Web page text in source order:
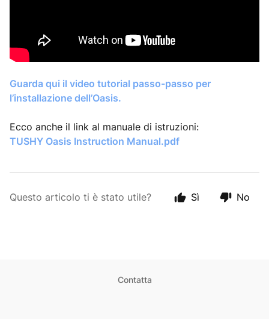
Guarda qui il video tutorial passo-passo per
l’installazione dell’Oasis.
Ecco anche il link al manuale di istruzioni:
TUSHY Oasis Instruction Manual.pdf
Questo articolo ti è stato utile? Sì No
Contatta